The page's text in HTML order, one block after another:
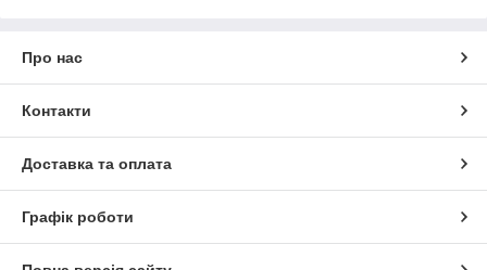
Про нас
Контакти
Доставка та оплата
Графік роботи